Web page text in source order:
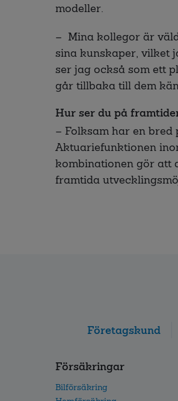
modeller.
– Mina kollegor är
sina kunskaper, vilket
ser jag också som ett
går tillbaka till dem
Hur ser du på
– Folksam har en
Aktuariefunktionen
kombinationen gör att
framtida
Företagskund
Försäkringar
Bilförsäkring